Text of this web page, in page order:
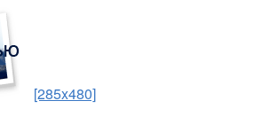
[285x480]